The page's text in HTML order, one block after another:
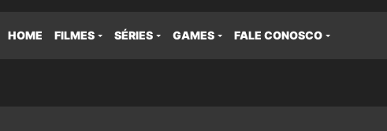
HOME FILMES SÉRIES GAMES FALE CONOSCO